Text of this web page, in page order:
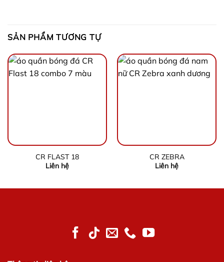
SẢN PHẨM TƯƠNG TỰ
CR FLAST 18
Liên hệ
CR ZEBRA
Liên hệ